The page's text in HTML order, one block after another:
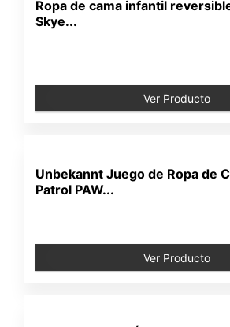
Ropa de cama infantil
Skye...
Ver Producto
Unbekannt Juego de Ropa de
Patrol PAW...
Ver Producto